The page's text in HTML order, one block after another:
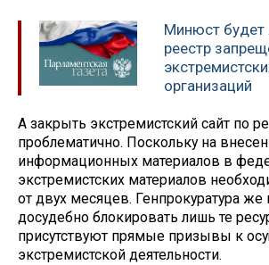
Минюст будет
реестр
организаций
А закрыть экстремистский сайт по
проблематично. Поскольку на
информационных материалов в
экстремистских материалов
от двух месяцев. Генпрокуратура
досудебно блокировать лишь те
присутствуют прямые призывы к
экстремистской деятельности.